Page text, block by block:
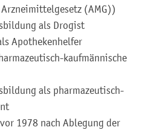
(AMG))
als Drogist
Apothekenhelfer
kaufmännische
als pharmazeutisch-
1978 nach Ablegung der